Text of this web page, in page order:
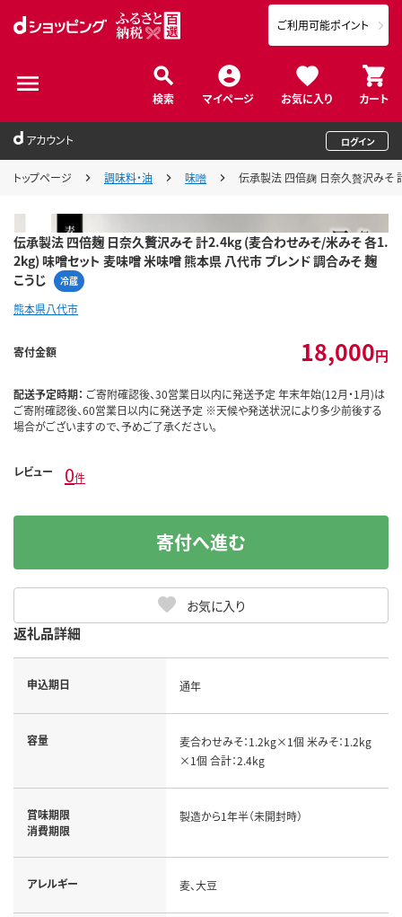
検索 マイページ お気に入り カート
ご利用可能ポイント
アカウント ログイン
トップページ 調味料・油 味噌 伝承製法 四倍麹 日奈久贅沢みそ
伝承製法 四倍麹 日奈久贅沢みそ 計2.4kg (麦合わせみそ/米みそ 各1.
2kg) 味噌セット 麦味噌 米味噌 熊本県 八代市 ブレンド 調合みそ 麹
こうじ
冷蔵
熊本県八代市
寄付金額 18,000円
配送予定時期： ご寄附確認後、30営業日以内に発送予定 年末年始(12月・1月)は
ご寄附確認後、60営業日以内に発送予定 ※天候や発送状況により多少前後する
場合がございますので、予めご了承ください。
レビュー 0件
お気に入り
寄付へ進む
返礼品詳細
申込期日 通年
容量
麦合わせみそ：1.2kg×1個 米みそ：1.2kg
×1個 合計：2.4kg
賞味期限
消費期限
製造から1年半（未開封時）
アレルギー 麦、大豆